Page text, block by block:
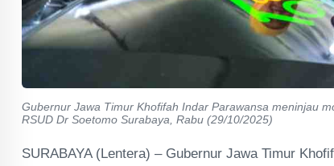
Gubernur Jawa Timur Khofifah Indar Parawansa meninjau
RSUD Dr Soetomo Surabaya, Rabu (29/10/2025)
SURABAYA (Lentera) – Gubernur Jawa Timur